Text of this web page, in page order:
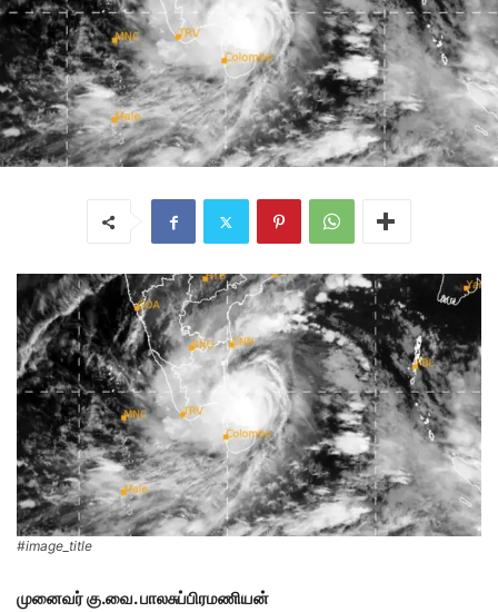
#image_title
முனைவர் கு.வை. பாலசுப்பிரமணியன்